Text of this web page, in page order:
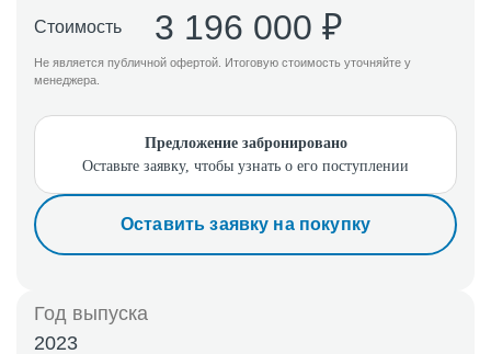
Стоимость 3 196 000 ₽
Не является публичной офертой. Итоговую стоимость уточняйте у
менеджера.
Предложение забронировано
Оставьте заявку, чтобы узнать о его поступлении
Оставить заявку на покупку
Год выпуска
2023